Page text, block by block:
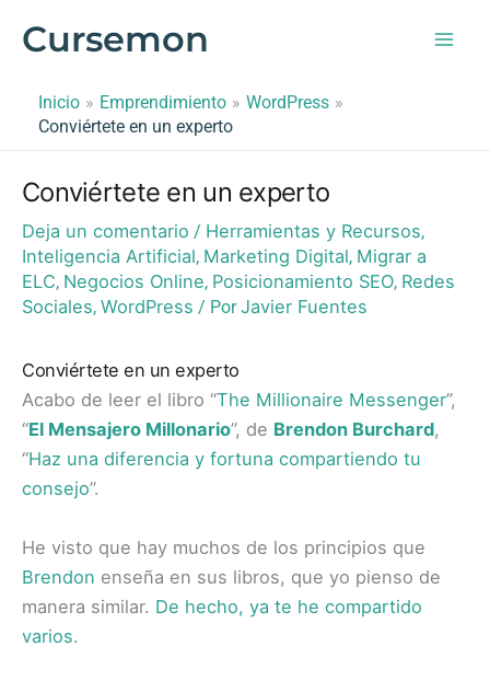
Cursemon
Inicio Emprendimiento
WordPress
Conviértete en un experto
Conviértete en un experto
Deja un comentario / Herramientas y Recursos,
Inteligencia Artificial, Marketing Digital, Migrar a
ELC, Negocios Online, Posicionamiento SEO, Redes
Sociales, WordPress / PorJavier Fuentes
Conviértete en un experto
Acabo de leer el libro “The Millionaire Messenger”,
“El Mensajero Millonario”, de Brendon Burchard,
“Haz una diferencia y fortuna compartiendo tu
consejo”.
He visto que hay muchos de los principios que
Brendon enseña en sus libros, que yo pienso de
manera similar. De hecho, ya te he compartido
varios.